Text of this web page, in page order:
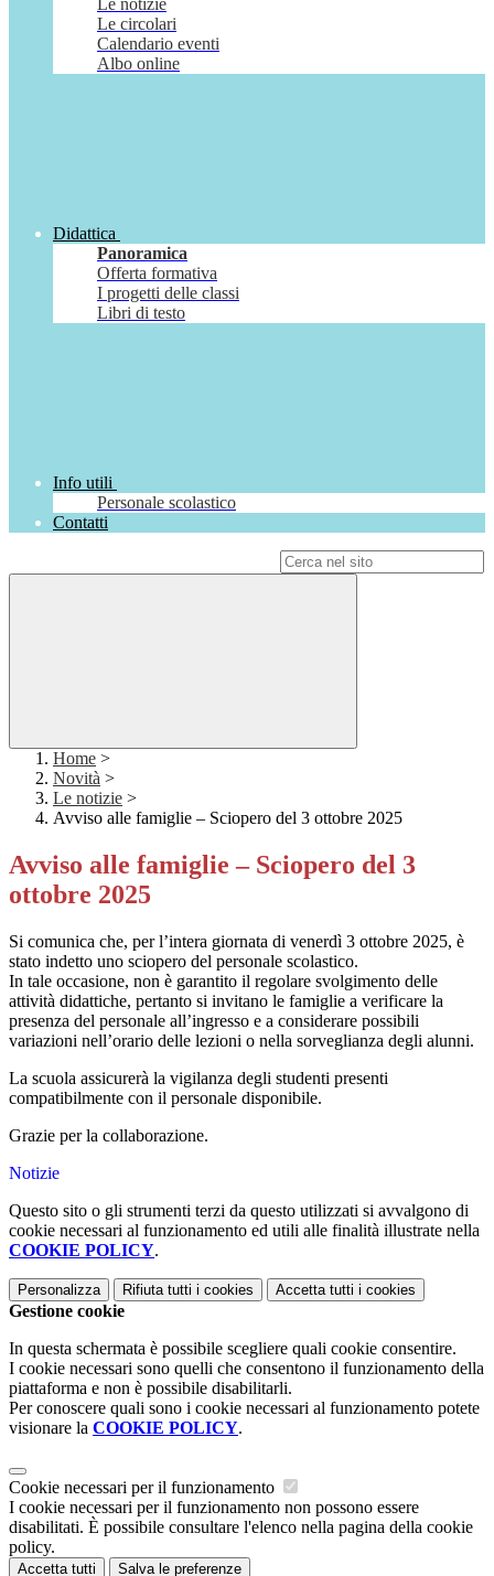
Le notizie
Le circolari
Calendario eventi
Albo online
Didattica
Panoramica
Offerta formativa
I progetti delle classi
Libri di testo
Info utili
Personale scolastico
Contatti
Home >
Novità >
Le notizie >
Avviso alle famiglie – Sciopero del 3 ottobre 2025
Avviso alle famiglie – Sciopero del 3
ottobre 2025
Si comunica che, per l’intera giornata di venerdì 3 ottobre 2025, è
stato indetto uno sciopero del personale scolastico.
In tale occasione, non è garantito il regolare svolgimento delle
attività didattiche, pertanto si invitano le famiglie a verificare la
presenza del personale all’ingresso e a considerare possibili
variazioni nell’orario delle lezioni o nella sorveglianza degli alunni.
La scuola assicurerà la vigilanza degli studenti presenti
compatibilmente con il personale disponibile.
Grazie per la collaborazione.
Notizie
Questo sito o gli strumenti terzi da questo utilizzati si avvalgono di
cookie necessari al funzionamento ed utili alle finalità illustrate nella
COOKIE POLICY.
Personalizza Rifiuta tutti i cookies Accetta tutti i cookies
Gestione cookie
In questa schermata è possibile scegliere quali cookie consentire.
I cookie necessari sono quelli che consentono il funzionamento della
piattaforma e non è possibile disabilitarli.
Per conoscere quali sono i cookie necessari al funzionamento potete
visionare la COOKIE POLICY.
Cookie necessari per il funzionamento
I cookie necessari per il funzionamento non possono essere
disabilitati. È possibile consultare l'elenco nella pagina della cookie
policy.
Accetta tutti Salva le preferenze